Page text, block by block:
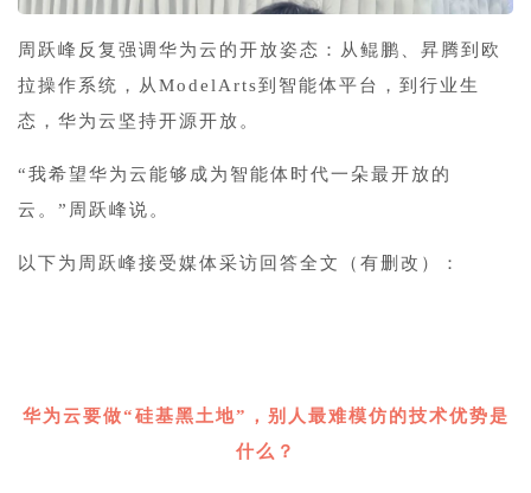
周跃峰反复强调华为云的开放姿态：从鲲鹏、昇腾到欧
拉操作系统，从ModelArts到智能体平台，到行业生
态，华为云坚持开源开放。
“我希望华为云能够成为智能体时代一朵最开放的
云。”周跃峰说。
以下为周跃峰接受媒体采访回答全文（有删改）：
华为云要做“硅基黑土地”，别人最难模仿的技术优势是
什么？